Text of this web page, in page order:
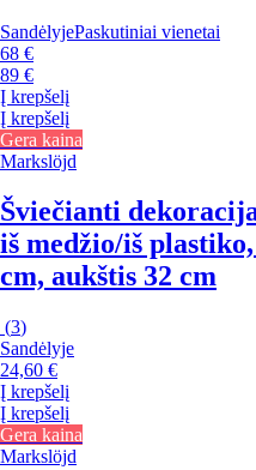
SandėlyjePaskutiniai vienetai
68 €
89 €
Į krepšelį
Į krepšelį
Gera kaina
Markslöjd
Šviečianti
iš medžio/iš
cm, aukštis 32 cm
(3)
Sandėlyje
24,60 €
Į krepšelį
Į krepšelį
Gera kaina
Markslöjd